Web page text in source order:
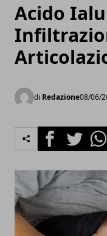
Acido
di Redazione08/06/
FacebookTwitter